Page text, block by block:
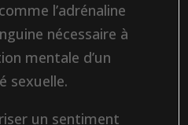
l’adrénaline
nécessaire à
mentale d’un
sexuelle.
un sentiment